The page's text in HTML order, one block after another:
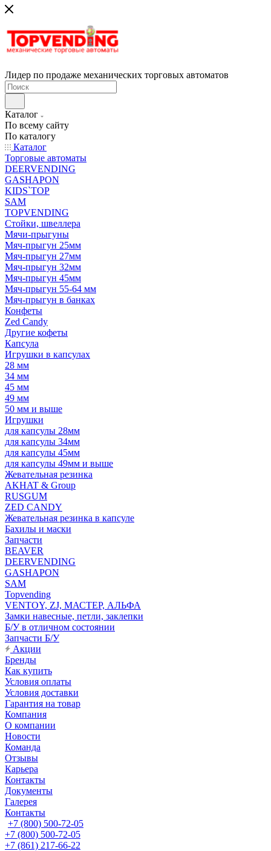
Лидер по продаже механических торговых автоматов
Каталог
По всему сайту
По каталогу
Каталог
Торговые автоматы
DEERVENDING
GASHAPON
KIDS`TOP
SAM
TOPVENDING
Стойки, швеллера
Мячи-прыгуны
Мяч-прыгун 25мм
Мяч-прыгун 27мм
Мяч-прыгун 32мм
Мяч-прыгун 45мм
Мяч-прыгун 55-64 мм
Мяч-прыгун в банках
Конфеты
Zed Candy
Другие кофеты
Капсула
Игрушки в капсулах
28 мм
34 мм
45 мм
49 мм
50 мм и выше
Игрушки
для капсулы 28мм
для капсулы 34мм
для капсулы 45мм
для капсулы 49мм и выше
Жевательная резинка
AKHAT & Group
RUSGUM
ZED CANDY
Жевательная резинка в капсуле
Бахилы и маски
Запчасти
BEAVER
DEERVENDING
GASHAPON
SAM
Topvending
VENTOY, ZJ, МАСТЕР, АЛЬФА
Замки навесные, петли, заклепки
Б/У в отличном состоянии
Запчасти Б/У
Акции
Бренды
Как купить
Условия оплаты
Условия доставки
Гарантия на товар
Компания
О компании
Новости
Команда
Отзывы
Карьера
Контакты
Документы
Галерея
Контакты
+7 (800) 500-72-05
+7 (800) 500-72-05
+7 (861) 217-66-22